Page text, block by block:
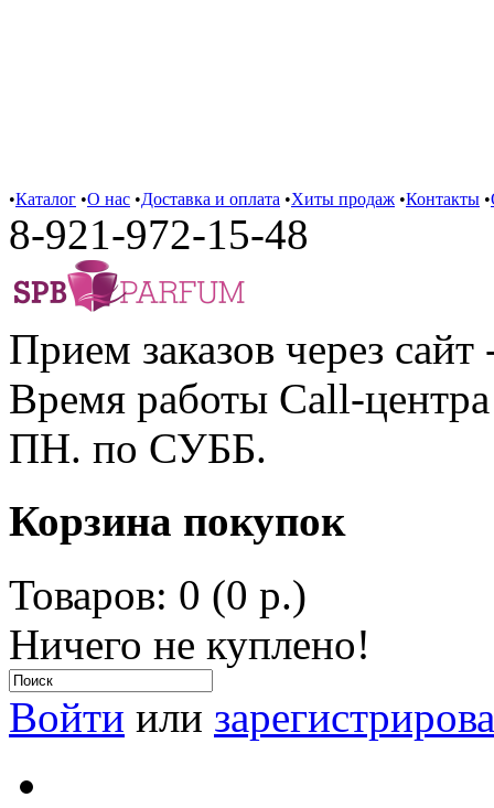
•Каталог •О нас •Доставка и оплата •Хиты продаж •Контакты •
8-921-972-15-48
Прием заказов через сайт
Время работы Call-
ПН. по СУББ.
Корзина покупок
Товаров: 0 (0 р.)
Ничего не куплено!
Войти или